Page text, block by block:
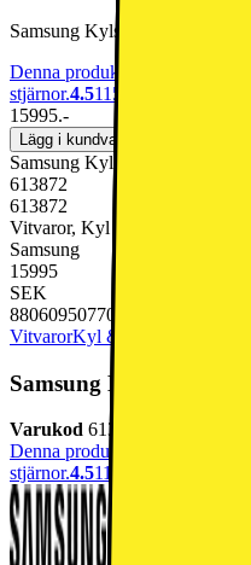
Samsung Kylskåp
Denna produkt har blivit
stjärnor.4.5115
15995.-
Lägg i kundvagn
Samsung Kylskåp
613872
613872
Vitvaror, Kyl & Frys, Kylskåp
Samsung
15995
SEK
8806095077062
VitvarorKyl & Frys
Samsung Kylskåp
Varukod 613872
Denna produkt har blivit
stjärnor.4.5115